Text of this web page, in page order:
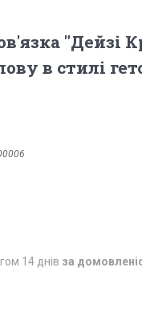
"Дейзі
в стилі
14 днів за